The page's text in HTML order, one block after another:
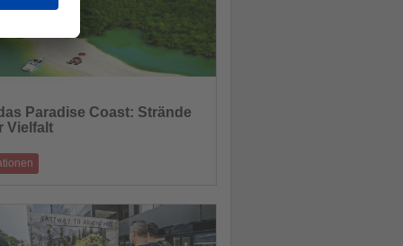
Paradise Coast: Strände
Vielfalt
Lieblingsstrand.
27.08.2025